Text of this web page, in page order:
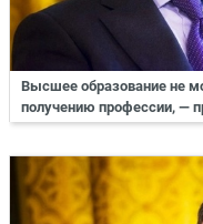
Высшее образование не
получению профессии, —